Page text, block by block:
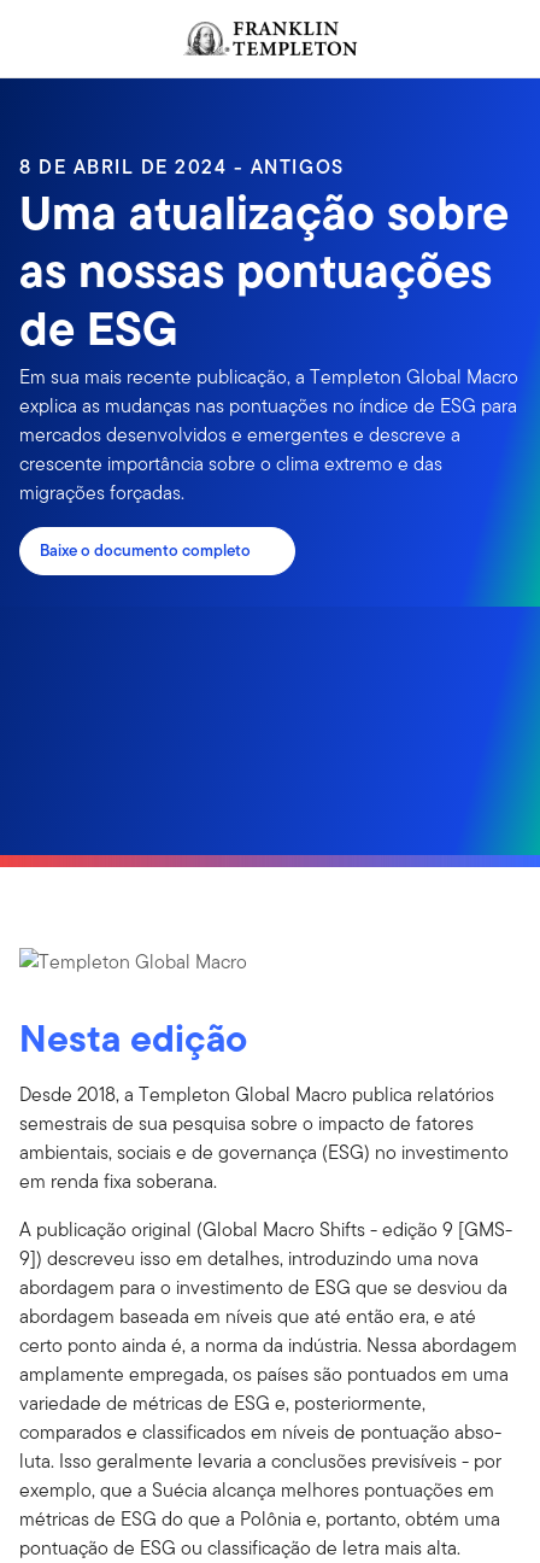
8 DE ABRIL DE 2024 - ANTIGOS
Uma atualização sobre
as nossas pontuações
de ESG
Em sua mais recente publicação, a Templeton Global Macro
explica as mudanças nas pontuações no índice de ESG para
mercados desenvolvidos e emergentes e descreve a
crescente importância sobre o clima extremo e das
migrações forçadas.
Baixe o documento completo
Nesta edição
Desde 2018, a Templeton Global Macro publica relatórios
semestrais de sua pesquisa sobre o impacto de fatores
ambientais, sociais e de governança (ESG) no investimento
em renda fixa soberana.
A publicação original (Global Macro Shifts - edição 9 [GMS-
9]) descreveu isso em detalhes, introduzindo uma nova
abordagem para o investimento de ESG que se desviou da
abordagem baseada em níveis que até então era, e até
certo ponto ainda é, a norma da indústria. Nessa abordagem
amplamente empregada, os países são pontuados em uma
variedade de métricas de ESG e, posteriormente,
comparados e classificados em níveis de pontuação abso­
luta. Isso geralmente levaria a conclusões previsíveis - por
exemplo, que a Suécia alcança melhores pontuações em
métricas de ESG do que a Polônia e, portanto, obtém uma
pontuação de ESG ou classificação de letra mais alta.